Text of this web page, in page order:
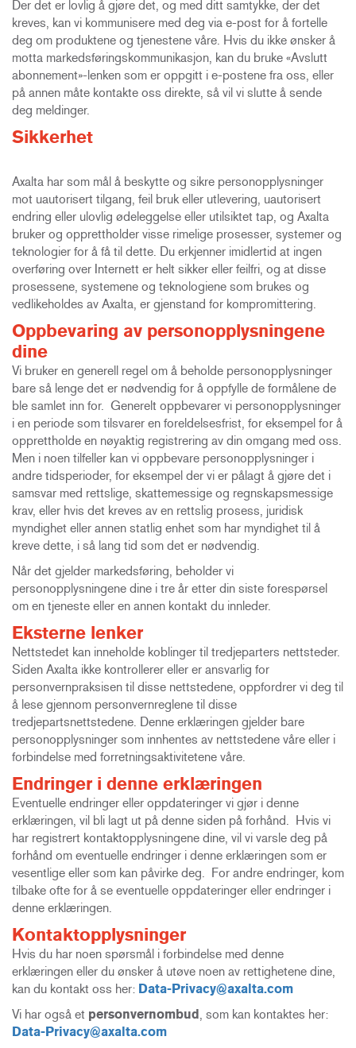
Der det er lovlig å gjøre det, og med ditt samtykke, der det
kreves, kan vi kommunisere med deg via e-post for å fortelle
deg om produktene og tjenestene våre. Hvis du ikke ønsker å
motta markedsføringskommunikasjon, kan du bruke «Avslutt
abonnement»-lenken som er oppgitt i e-postene fra oss, eller
på annen måte kontakte oss direkte, så vil vi slutte å sende
deg meldinger.
Sikkerhet
Axalta har som mål å beskytte og sikre personopplysninger
mot uautorisert tilgang, feil bruk eller utlevering, uautorisert
endring eller ulovlig ødeleggelse eller utilsiktet tap, og Axalta
bruker og opprettholder visse rimelige prosesser, systemer og
teknologier for å få til dette. Du erkjenner imidlertid at ingen
overføring over Internett er helt sikker eller feilfri, og at disse
prosessene, systemene og teknologiene som brukes og
vedlikeholdes av Axalta, er gjenstand for kompromittering.
Oppbevaring av personopplysningene
dine
Vi bruker en generell regel om å beholde personopplysninger
bare så lenge det er nødvendig for å oppfylle de formålene de
ble samlet inn for. Generelt oppbevarer vi personopplysninger
i en periode som tilsvarer en foreldelsesfrist, for eksempel for å
opprettholde en nøyaktig registrering av din omgang med oss.
Men i noen tilfeller kan vi oppbevare personopplysninger i
andre tidsperioder, for eksempel der vi er pålagt å gjøre det i
samsvar med rettslige, skattemessige og regnskapsmessige
krav, eller hvis det kreves av en rettslig prosess, juridisk
myndighet eller annen statlig enhet som har myndighet til å
kreve dette, i så lang tid som det er nødvendig.
Når det gjelder markedsføring, beholder vi
personopplysningene dine i tre år etter din siste forespørsel
om en tjeneste eller en annen kontakt du innleder.
Eksterne lenker
Nettstedet kan inneholde koblinger til tredjeparters nettsteder.
Siden Axalta ikke kontrollerer eller er ansvarlig for
personvernpraksisen til disse nettstedene, oppfordrer vi deg til
å lese gjennom personvernreglene til disse
tredjepartsnettstedene. Denne erklæringen gjelder bare
personopplysninger som innhentes av nettstedene våre eller i
forbindelse med forretningsaktivitetene våre.
Endringer i denne erklæringen
Eventuelle endringer eller oppdateringer vi gjør i denne
erklæringen, vil bli lagt ut på denne siden på forhånd. Hvis vi
har registrert kontaktopplysningene dine, vil vi varsle deg på
forhånd om eventuelle endringer i denne erklæringen som er
vesentlige eller som kan påvirke deg. For andre endringer, kom
tilbake ofte for å se eventuelle oppdateringer eller endringer i
denne erklæringen.
Kontaktopplysninger
Hvis du har noen spørsmål i forbindelse med denne
erklæringen eller du ønsker å utøve noen av rettighetene dine,
kan du kontakt oss her: Data-Privacy@axalta.com
Vi har også et personvernombud , som kan kontaktes her:
Data-Privacy@axalta.com